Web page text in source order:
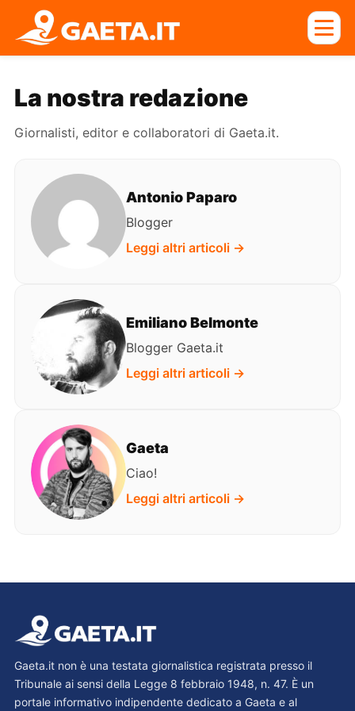
La nostra redazione
Giornalisti, editor e collaboratori di Gaeta.it.
Antonio Paparo
Blogger
Leggi altri articoli →
Emiliano Belmonte
Blogger Gaeta.it
Leggi altri articoli →
Gaeta
Ciao!
Leggi altri articoli →
Gaeta.it non è una testata giornalistica registrata presso il
Tribunale ai sensi della Legge 8 febbraio 1948, n. 47. È un
portale informativo indipendente dedicato a Gaeta e al